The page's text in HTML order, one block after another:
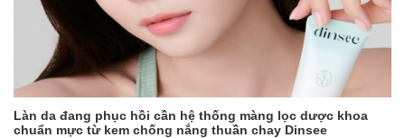
Làn da đang phục hồi cần hệ thống màng lọc dược khoa
chuẩn mực từ kem chống nắng thuần chay Dinsee